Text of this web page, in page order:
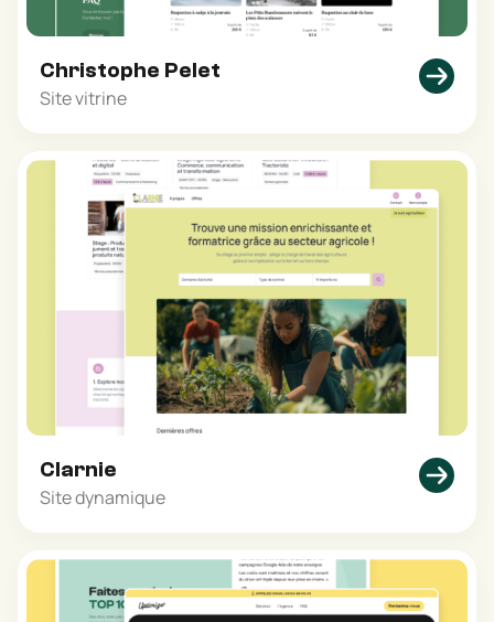
Christophe Pelet
Site vitrine
Clarnie
Site dynamique